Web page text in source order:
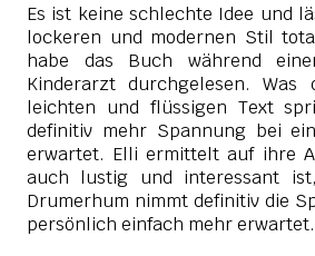
Es ist keine schlechte Idee und
lockeren und modernen Stil
habe das Buch während
Kinderarzt durchgelesen. Was
leichten und flüssigen Text
definitiv mehr Spannung bei
erwartet. Elli ermittelt auf ihre
auch lustig und interessant
Drumerhum nimmt definitiv die
persönlich einfach mehr erwartet.